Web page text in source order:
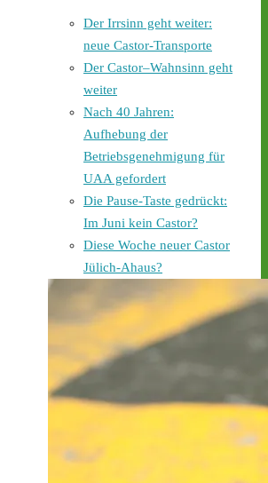
stoppen!
Castor stoppen!
@castorstoppen.bsky.social
Gegen 0.35 Uhr erreicht
der Castor-Konvoi das
Dreieck Bottrop und fährt
weiter auf die A31, den
letzten Autobahnabschnitt
bis nach Ahaus -
stoppen.de/ticker/
#atommüll
#castor
castor-stoppen.de
Ticker – Castor
stoppen!
Der Irrsinn geht weiter:
neue Castor-Transporte
Der Castor–Wahnsinn geht
weiter
Nach 40 Jahren:
Aufhebung der
Betriebsgenehmigung für
UAA gefordert
Die Pause-Taste gedrückt:
Im Juni kein Castor?
Diese Woche neuer Castor
Jülich-Ahaus?